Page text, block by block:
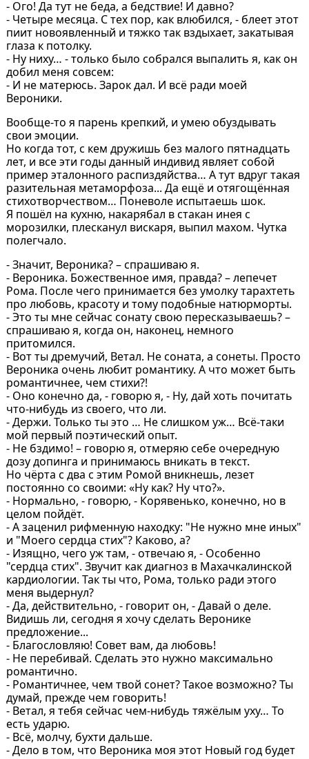
- Ого! Да тут не беда, а бедствие! И давно?
- Четыре месяца. С тех пор, как влюбился, - блеет этот
пиит новоявленный и тяжко так вздыхает, закатывая
глаза к потолку.
- Ну ниху… - только было собрался выпалить я, как он
добил меня совсем:
- И не матерюсь. Зарок дал. И всё ради моей
Вероники.
Вообще-то я парень крепкий, и умею обуздывать
свои эмоции.
Но когда тот, с кем дружишь без малого пятнадцать
лет, и все эти годы данный индивид являет собой
пример эталонного распиздяйства… А тут вдруг такая
разительная метаморфоза... Да ещё и отягощённая
стихотворчеством… Поневоле испытаешь шок.
Я пошёл на кухню, накарябал в стакан инея с
морозилки, плесканул вискаря, выпил махом. Чутка
полегчало.
- Значит, Вероника? – спрашиваю я.
- Вероника. Божественное имя, правда? – лепечет
Рома. После чего принимается без умолку тарахтеть
про любовь, красоту и тому подобные натюрморты.
- Это ты мне сейчас сонату свою пересказываешь? –
спрашиваю я, когда он, наконец, немного
притомился.
- Вот ты дремучий, Ветал. Не соната, а сонеты. Просто
Вероника очень любит романтику. А что может быть
романтичнее, чем стихи?!
- Оно конечно да, - говорю я, - Ну, дай хоть почитать
что-нибудь из своего, что ли.
- Держи. Только ты это … Не слишком уж… Всё-таки
мой первый поэтический опыт.
- Не бздимо! – говорю я, отмеряю себе очередную
дозу допинга и принимаюсь вникать в текст.
Но чёрта с два с этим Ромой вникнешь, лезет
постоянно со своими: «Ну как? Ну что?».
- Нормально, - говорю, - Корявенько, конечно, но в
целом пойдёт.
- А заценил рифменную находку: "Не нужно мне иных"
и "Моего сердца стих"? Каково, а?
- Изящно, чего уж там, - отвечаю я, - Особенно
"сердца стих". Звучит как диагноз в Махачкалинской
кардиологии. Так ты что, Рома, только ради этого
меня выдернул?
- Да, действительно, - говорит он, - Давай о деле.
Видишь ли, сегодня я хочу сделать Веронике
предложение...
- Благословляю! Совет вам, да любовь!
- Не перебивай. Сделать это нужно максимально
романтично.
- Романтичнее, чем твой сонет? Такое возможно? Ты
думай, прежде чем говорить!
- Ветал, я тебя сейчас чем-нибудь тяжёлым уху… То
есть ударю.
- Всё, молчу, бухти дальше.
- Дело в том, что Вероника моя этот Новый год будет